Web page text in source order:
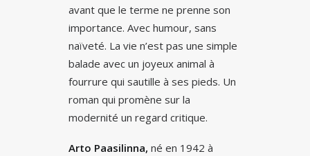
avant que le terme ne prenne son
importance. Avec humour, sans
naïveté. La vie n’est pas une simple
balade avec un joyeux animal à
fourrure qui sautille à ses pieds. Un
roman qui promène sur la
modernité un regard critique.
Arto Paasilinna, né en 1942 à